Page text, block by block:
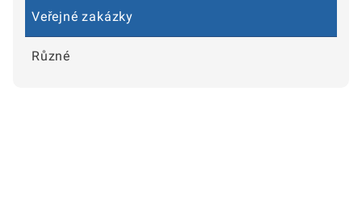
Veřejné zakázky
Různé